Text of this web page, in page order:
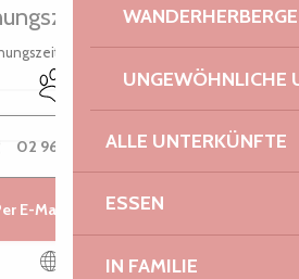
UNGEWÖHNLICHE
ALLE UNTERKÜNFTE
ESSEN
IN FAMILIE
hinterlegt
ansehen
Tiere erlaubt
02 96 05 60▒▒
E-Mail kontaktieren